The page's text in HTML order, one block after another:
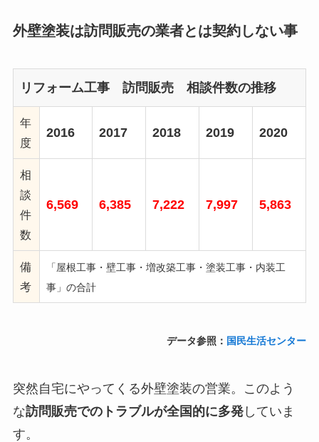
外壁塗装は訪問販売の業者とは契約しない事
リフォーム工事 訪問販売 相談件数の推移
年
度
2016 2017 2018 2019 2020
相
談
件
数
6,569 6,385 7,222 7,997 5,863
備
考
「屋根工事・壁工事・増改築工事・塗装工事・内装工
事」の合計
データ参照： 国民生活センター
突然自宅にやってくる外壁塗装の営業。このよう
な訪問販売でのトラブルが全国的に多発していま
す。